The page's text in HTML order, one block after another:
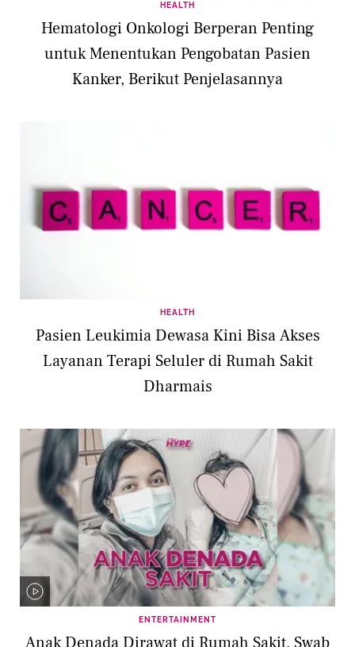
HEALTH
Hematologi Onkologi Berperan Penting
untuk Menentukan Pengobatan Pasien
Kanker, Berikut Penjelasannya
HEALTH
Pasien Leukimia Dewasa Kini Bisa Akses
Layanan Terapi Seluler di Rumah Sakit
Dharmais
ENTERTAINMENT